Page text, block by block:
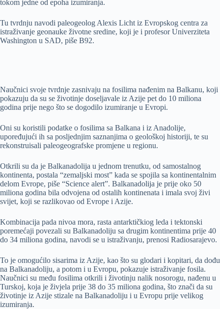
tokom jedne od epoha izumiranja.
Tu tvrdnju navodi paleogeolog Alexis Licht iz Evropskog centra za
istraživanje geonauke životne sredine, koji je i profesor Univerziteta
Washington u SAD, piše B92.
Naučnici svoje tvrdnje zasnivaju na fosilima nađenim na Balkanu, koji
pokazuju da su se životinje doseljavale iz Azije pet do 10 miliona
godina prije nego što se dogodilo izumiranje u Evropi.
Oni su koristili podatke o fosilima sa Balkana i iz Anadolije,
upoređujući ih sa posljednjim saznanjima o geološkoj historiji, te su
rekonstruisali paleogeografske promjene u regionu.
Otkrili su da je Balkanadolija u jednom trenutku, od samostalnog
kontinenta, postala “zemaljski most” kada se spojila sa kontinentalnim
delom Evrope, piše “Science alert”. Balkanadolija je prije oko 50
miliona godina bila odvojena od ostalih kontinenata i imala svoj živi
svijet, koji se razlikovao od Evrope i Azije.
Kombinacija pada nivoa mora, rasta antarktičkiog leda i tektonski
poremećaji povezali su Balkanadoliju sa drugim kontinentima prije 40
do 34 miliona godina, navodi se u istraživanju, prenosi Radiosarajevo.
To je omogućilo sisarima iz Azije, kao što su glodari i kopitari, da dođu
na Balkanadoliju, a potom i u Evropu, pokazuje istraživanje fosila.
Naučnici su među fosilima otkrili i životinju nalik nosorogu, nađenu u
Turskoj, koja je živjela prije 38 do 35 miliona godina, što znači da su
životinje iz Azije stizale na Balkanadoliju i u Evropu prije velikog
izumiranja.